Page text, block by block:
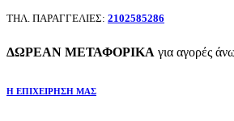
ΤΗΛ. ΠΑΡΑΓΓΕΛΙΕΣ: 2102585286
ΔΩΡΕΑΝ ΜΕΤΑΦΟΡΙΚΑ για αγορές
Η ΕΠΙΧΕΙΡΗΣΗ ΜΑΣ